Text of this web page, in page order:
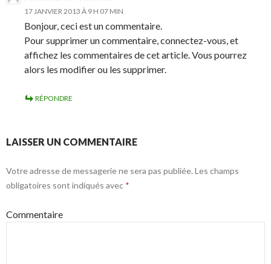
17 JANVIER 2013 À 9 H 07 MIN
Bonjour, ceci est un commentaire.
Pour supprimer un commentaire, connectez-vous, et
affichez les commentaires de cet article. Vous pourrez
alors les modifier ou les supprimer.
RÉPONDRE
LAISSER UN COMMENTAIRE
Votre adresse de messagerie ne sera pas publiée. Les champs
obligatoires sont indiqués avec *
Commentaire